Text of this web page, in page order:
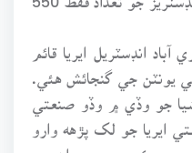
آباد انڊسٽريل ايريا قائم
جنهن ۾ 600 صنعتي يونٽن جي گنجائش هئي.
جو وڏي ۾ وڏو صنعتي
ايريا جو لک پڙهه وارو
۾ ڪيو ويو پر ان جو